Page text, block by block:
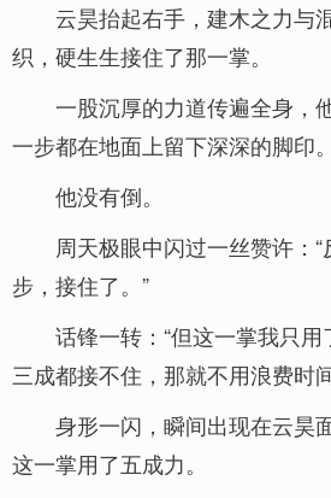
云昊抬起右手，建木之力与
织，硬生生接住了那一掌。
一股沉厚的力道传遍全身，
一步都在地面上留下深深的脚印。
他没有倒。
周天极眼中闪过一丝赞许：
步，接住了。”
话锋一转：“但这一掌我只
三成都接不住，那就不用浪费时
身形一闪，瞬间出现在云昊
这一掌用了五成力。